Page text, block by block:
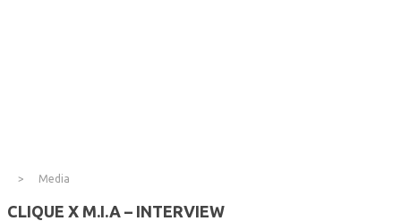
Media
CLIQUE X M.I.A – INTERVIEW